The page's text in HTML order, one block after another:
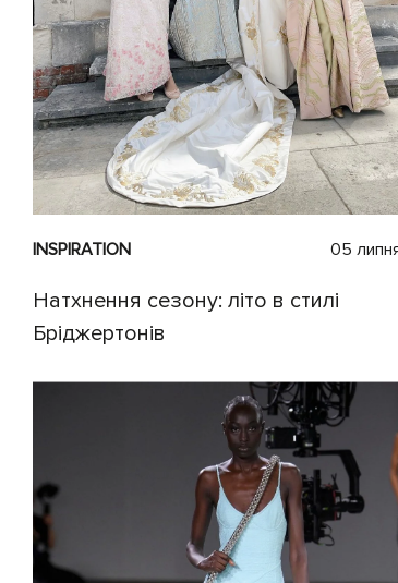
INSPIRATION 05
Натхнення сезону: літо в стилі
Бріджертонів